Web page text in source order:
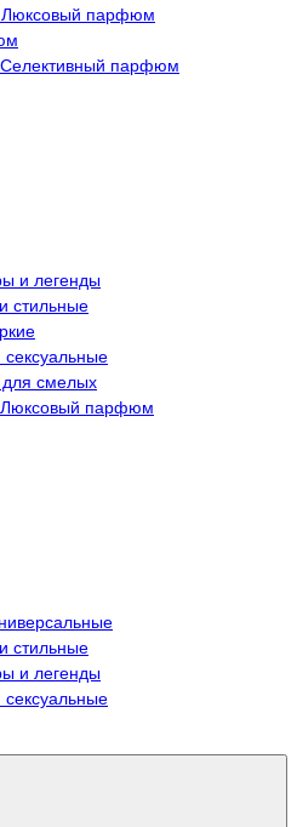
парфюм
парфюм
и легенды
стильные
для смелых
парфюм
стильные
и легенды